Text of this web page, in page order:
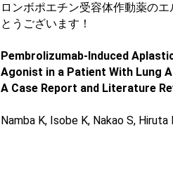
ロンボポエチン受容体作動薬の
とうございます！
Pembrolizumab-Induced
Agonist in a Patient With Lung
A Case Report and Literature
Namba K, Isobe K, Nakao S,